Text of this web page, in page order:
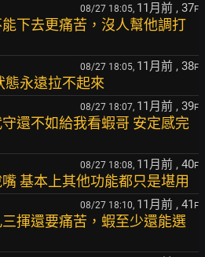
08/27 18:05, 11月前 , 37F
下去更痛苦，沒人幫他調打
08/27 18:05, 11月前 , 38F
態永遠拉不起來
08/27 18:07, 11月前 , 39F
還不如給我看蝦哥 安定感完
08/27 18:08, 11月前 , 40F
基本上其他功能都只是堪用
08/27 18:10, 11月前 , 41 F
揮還要痛苦，蝦至少還能選